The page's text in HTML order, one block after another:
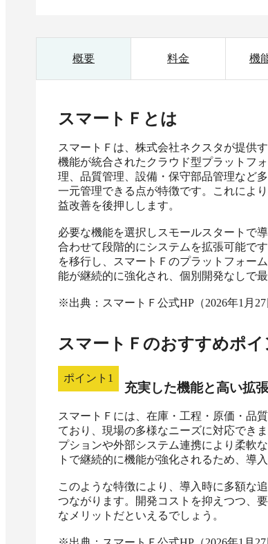
概要 料金 機
スマートＦ とは
スマートＦは、株式会社ネクスタが提供
機能が統合されたクラウド型プラットフ
理、品質管理、設備・保守部品管理など
一元管理できる点が特徴です。これによ
益改善を後押しします。
必要な機能を選択しスモールスタートで
合わせて段階的にシステムを拡張可能で
を移行し、スマートＦのプラットフォー
能が継続的に強化され、個別開発なしで
※出典：スマートＦ公式HP（2026年1月27
スマートＦ のおすすめポイ
ポイント 1
充実した機能と高い拡
スマートＦには、在庫・工程・原価・品
ており、現場の多様なニーズに対応でき
プションや外部システム連携により柔軟
トで継続的に機能が強化されるため、導
このような特徴により、導入時に多額な
つながります。開発コストを抑えつつ、
なメリットだといえるでしょう。